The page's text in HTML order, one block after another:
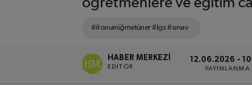
##onurniğmetüner #lgs #sınav
HABER MERKEZI
EDITÖR
12.06.2026 -
YAYINLANMA